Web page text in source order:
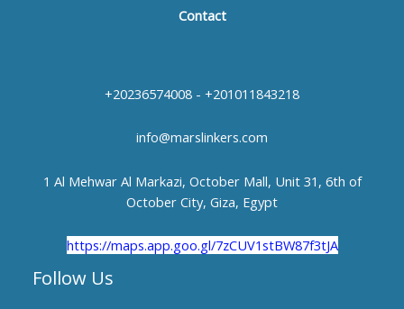
Contact
+20236574008 - +201011843218
info@marslinkers.com
1 Al Mehwar Al Markazi, October Mall, Unit 31, 6th of
October City, Giza, Egypt
https://maps.app.goo.gl/7zCUV1stBW87f3tJA
Follow Us